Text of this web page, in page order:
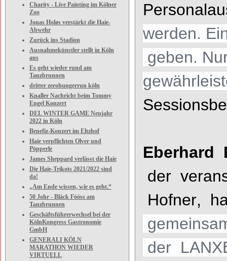
Charity - Live Painting im Kölner
Zoo
Jonas Holøs verstärkt die Haie-
Abwehr
Zurück ins Stadion
Ausnahmekünstler stellt in Köln
aus
Es geht wieder rund am
Tanzbrunnen
dritter zerohungerrun köln
Knaller Nachricht beim Tommy
Engel Konzert
DEL WINTER GAME Neujahr
2022 in Köln
Benefiz-Konzert im Eltzhof
Haie verpflichten Olver und
Pöpperle
James Sheppard verlässt die Haie
Die Haie-Trikots 2021/2022 sind
da!
„Am Ende wissen, wie es geht.“
50 Johr - Bläck Fööss am
Tanzbrunnen
Geschäftsführerwechsel bei der
KölnKongress Gastronomie
GmbH
GENERALI KÖLN
MARATHON WIEDER
VIRTUELL
werden. E
geben.
Eberhard
der
Hofner,
gemei
der